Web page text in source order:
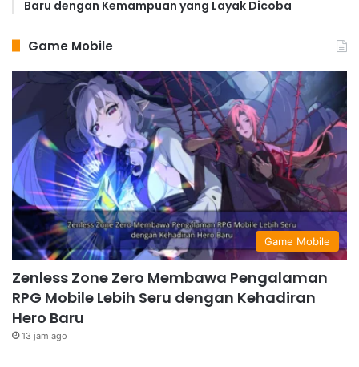
Baru dengan Kemampuan yang Layak Dicoba
Game Mobile
Game Mobile
Zenless Zone Zero Membawa Pengalaman
RPG Mobile Lebih Seru dengan Kehadiran
Hero Baru
13 jam ago